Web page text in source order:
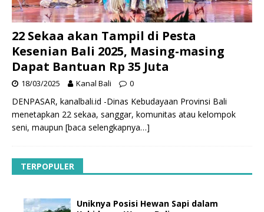
22 Sekaa akan Tampil di Pesta
Kesenian Bali 2025, Masing-masing
Dapat Bantuan Rp 35 Juta
18/03/2025 Kanal Bali 0
DENPASAR, kanalbali.id -Dinas Kebudayaan Provinsi Bali
menetapkan 22 sekaa, sanggar, komunitas atau kelompok
seni, maupun [baca selengkapnya…]
TERPOPULER
Uniknya Posisi Hewan Sapi dalam